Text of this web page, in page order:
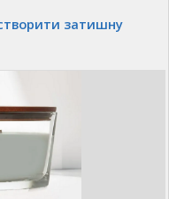
створити затишну